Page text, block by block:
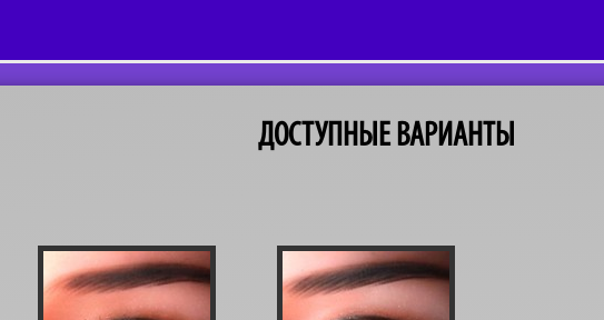
ДОСТУПНЫЕ ВАРИАНТЫ